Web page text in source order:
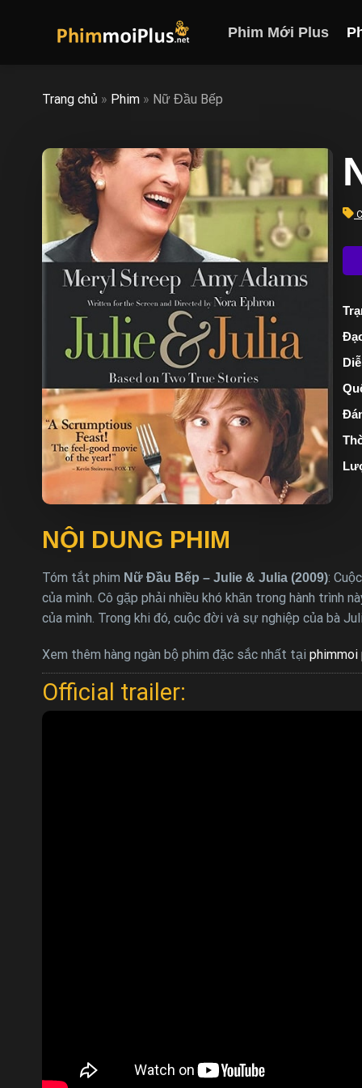
Phim Mới Plus
Trang chủ » Phim » Nữ Đầu Bếp
NỘI DUNG PHIM
Tóm tắt phim Nữ Đầu Bếp – Julie & Julia (2009):
của mình. Cô gặp phải nhiều khó khăn trong hành trình
của mình. Trong khi đó, cuộc đời và sự nghiệp của bà
Xem thêm hàng ngàn bộ phim đặc sắc nhất tại phimmoi
Official trailer: